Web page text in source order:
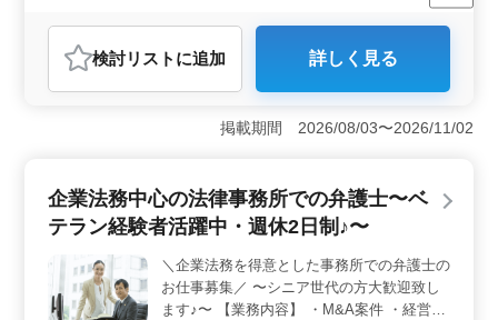
業務委託
おすすめポイント
＜経験者のための理想の環境＞ 川崎市川崎区での法律
事務所での弁護士を募集しています！企業法務や一般民
事事件、家事事件など様々な案件に挑戦できるチャンス
シニア世代大歓迎＞ 経験豊富なシニア世代の方を歓迎
しています！50代以上の方も積極的に採用中です。お力
能です。 ＜多岐にわたる業務と挑戦の場＞ 企業法
務、一般民事事件、家事事件など、幅広い業務に携われ
ます。週休2日制や駅徒歩圏内といった待遇が整いつつ、
検討リスト に追加 詳しく見る
掲載期間 2026/08/03〜2026/11/02
企業法務中心の法律事務所での弁護士〜ベ
テラン経験者活躍中・週休2日制♪〜
＼企業法務を得意とした事務所での弁護士の
お仕事募集／ 〜シニア世代の方大歓迎致し
ます♪〜 【業務内容】 ・M&A案件 ・経営者